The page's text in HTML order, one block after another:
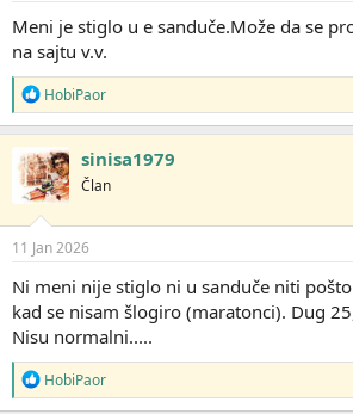
Meni je stiglo u e sanduče.Može da se
na sajtu v.v.
R
e
a
g
o
v
a
n
j
:
HobiPaor
sinisa1979
Član
11 Jan 2026
Ni meni nije stiglo ni u sanduče niti
kad se nisam šlogiro (maratonci). Dug
Nisu normalni.....
R
e
HobiPaor